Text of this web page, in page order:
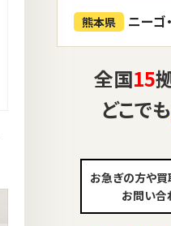
熊本県 ニーゴ
全国15
どこでも
お急ぎの方や
お問い合